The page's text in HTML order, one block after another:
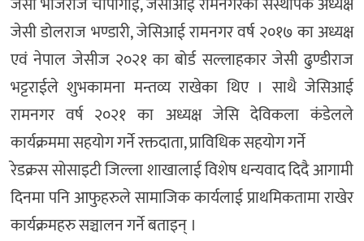
जेसी डोलराज भण्डारी, जेसिआई रामनगर वर्ष २०१७ का अध्यक्ष
एवं नेपाल जेसीज २०२१ का बोर्ड सल्लाहकार जेसी ढुण्डीराज
भट्टराईले शुभकामना मन्तव्य राखेका थिए । साथै जेसिआई
रामनगर वर्ष २०२१ का अध्यक्ष जेसि देविकला कंडेलले
कार्यक्रममा सहयोग गर्ने रक्तदाता, प्राविधिक सहयोग गर्ने
रेडक्रस सोसाइटी जिल्ला शाखालाई विशेष धन्यवाद दिदै आगामी
दिनमा पनि आफुहरुले सामाजिक कार्यलाई प्राथमिकतामा राखेर
कार्यक्रमहरु सञ्चालन गर्ने बताइन् ।